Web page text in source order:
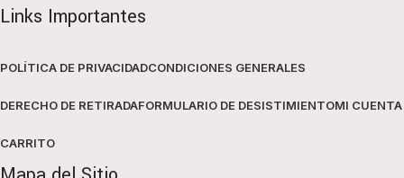
Links Importantes
POLÍTICA DE PRIVACIDADCONDICIONES GENERALES
DERECHO DE RETIRADAFORMULARIO DE DESISTIMIENTOMI CUENTA
CARRITO